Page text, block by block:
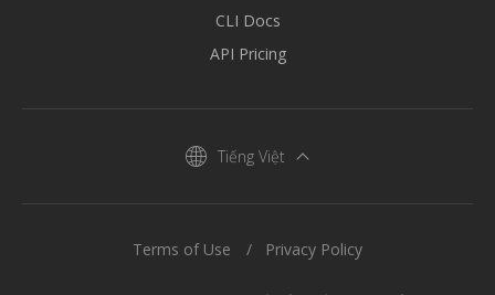
CLI Docs
API Pricing
Tiếng Việt
Terms of Use Privacy Policy